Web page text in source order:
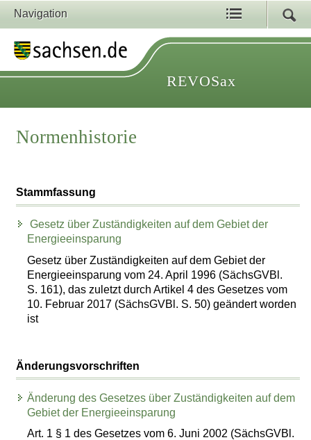
Navigation
REVOSax
Normenhistorie
Stammfassung
Gesetz über Zuständigkeiten auf dem Gebiet der
Energieeinsparung
Gesetz über Zuständigkeiten auf dem Gebiet der
Energieeinsparung vom 24. April 1996 (SächsGVBl.
S. 161), das zuletzt durch Artikel 4 des Gesetzes vom
10. Februar 2017 (SächsGVBl. S. 50) geändert worden
ist
Änderungsvorschriften
Änderung des Gesetzes über Zuständigkeiten auf dem
Gebiet der Energieeinsparung
Art. 1 § 1 des Gesetzes vom 6. Juni 2002 (SächsGVBl.